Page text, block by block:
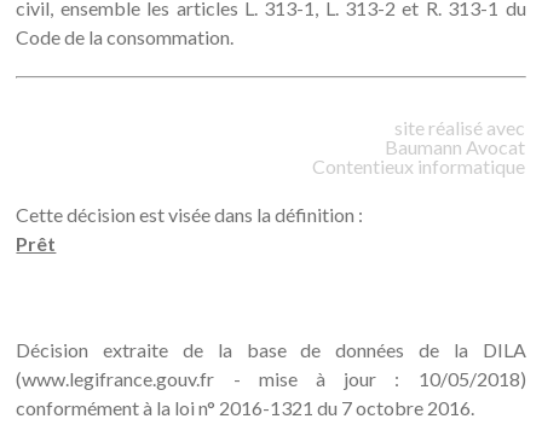
civil, ensemble les articles L. 313-1, L. 313-2 et R. 313-1 du
Code de la consommation.
site réalisé avec
Baumann Avocat
Contentieux informatique
Cette décision est visée dans la définition :
Prêt
Décision extraite de la base de données de la DILA
(www.legifrance.gouv.fr - mise à jour : 10/05/2018)
conformément à la loi n° 2016-1321 du 7 octobre 2016.